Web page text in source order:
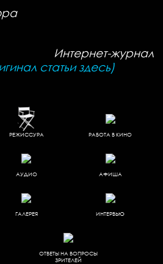
журнал
статьи здесь)
РЕЖИССУРА РАБОТА В КИНО
АУДИО АФИША
ГАЛЕРЕЯ ИНТЕРВЬЮ
ОТВЕТЫ НА ВОПРОСЫ
ЗРИТЕЛЕЙ